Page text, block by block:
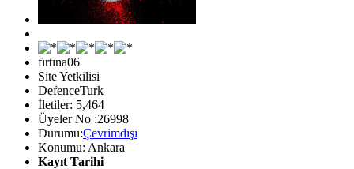
fırtına06
Site Yetkilisi
DefenceTurk
İletiler: 5,464
Üyeler No :26998
Durumu:Çevrimdışı
Konumu: Ankara
Kayıt Tarihi